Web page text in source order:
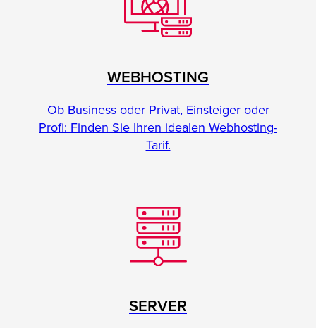
WEBHOSTING
Ob Business oder Privat, Einsteiger oder
Profi: Finden Sie Ihren idealen Webhosting-
Tarif.
SERVER